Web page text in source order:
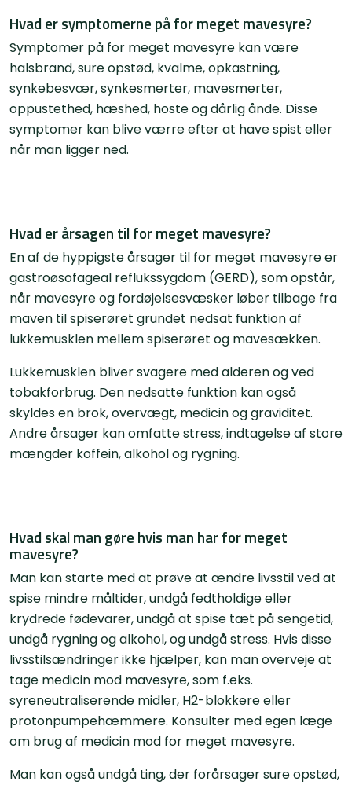
Hvad er symptomerne på for meget mavesyre?
Symptomer på for meget mavesyre kan være
halsbrand, sure opstød, kvalme, opkastning,
synkebesvær, synkesmerter, mavesmerter,
oppustethed, hæshed, hoste og dårlig ånde. Disse
symptomer kan blive værre efter at have spist eller
når man ligger ned.
Hvad er årsagen til for meget mavesyre?
En af de hyppigste årsager til for meget mavesyre er
gastroøsofageal reflukssygdom (GERD), som opstår,
når mavesyre og fordøjelsesvæsker løber tilbage fra
maven til spiserøret grundet nedsat funktion af
lukkemusklen mellem spiserøret og mavesækken.
Lukkemusklen bliver svagere med alderen og ved
tobakforbrug. Den nedsatte funktion kan også
skyldes en brok, overvægt, medicin og graviditet.
Andre årsager kan omfatte stress, indtagelse af store
mængder koffein, alkohol og rygning.
Hvad skal man gøre hvis man har for meget
mavesyre?
Man kan starte med at prøve at ændre livsstil ved at
spise mindre måltider, undgå fedtholdige eller
krydrede fødevarer, undgå at spise tæt på sengetid,
undgå rygning og alkohol, og undgå stress. Hvis disse
livsstilsændringer ikke hjælper, kan man overveje at
tage medicin mod mavesyre, som f.eks.
syreneutraliserende midler, H2-blokkere eller
protonpumpehæmmere. Konsulter med egen læge
om brug af medicin mod for meget mavesyre.
Man kan også undgå ting, der forårsager sure opstød,